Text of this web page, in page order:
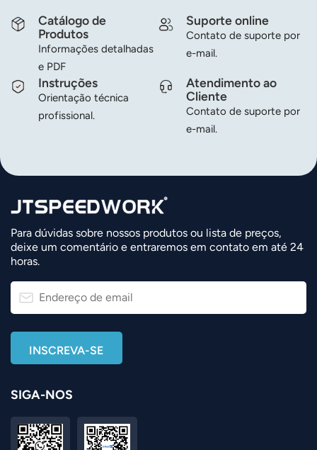
Catálogo de
Produtos
Informações detalhadas
e PDF
Suporte online
Contato de suporte por
e-mail.
Instruções
Orientação técnica
profissional.
Atendimento ao
Cliente
Contato de suporte por
e-mail.
Para dúvidas sobre nossos produtos ou lista de preços,
deixe um comentário e entraremos em contato em até 24
horas.
SIGA-NOS